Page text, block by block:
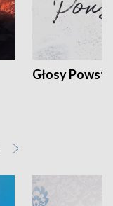
Głosy